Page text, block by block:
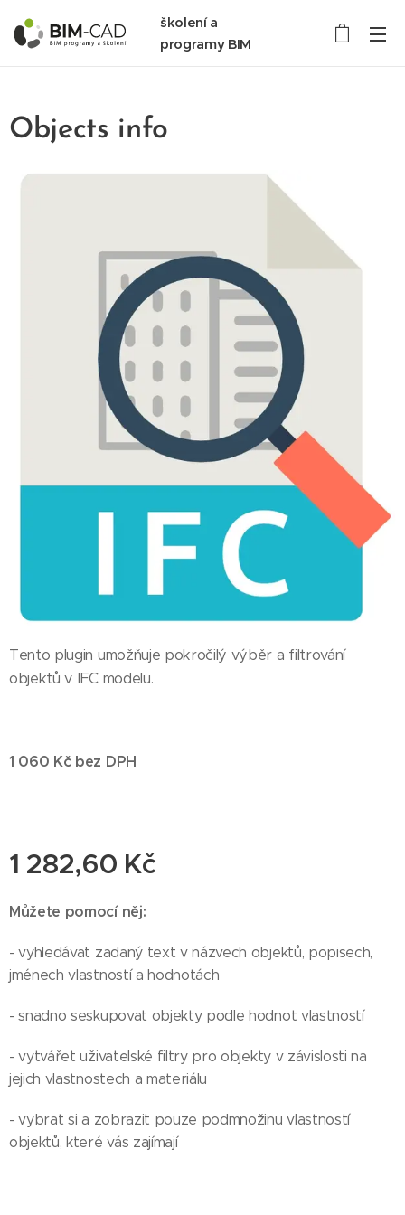
školení a
programy BIM
Objects info
Tento plugin umožňuje pokročilý výběr a filtrování
objektů v IFC modelu.
1 060 Kč bez DPH
1 282,60 Kč
Můžete pomocí něj:
- vyhledávat zadaný text v názvech objektů, popisech,
jménech vlastností a hodnotách
- snadno seskupovat objekty podle hodnot vlastností
- vytvářet uživatelské filtry pro objekty v závislosti na
jejich vlastnostech a materiálu
- vybrat si a zobrazit pouze podmnožinu vlastností
objektů, které vás zajímají